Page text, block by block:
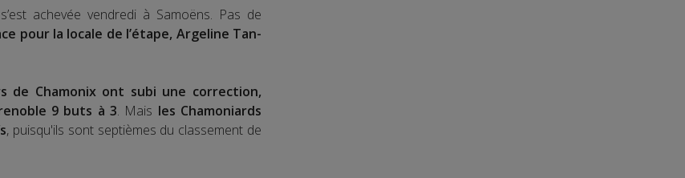
achevée vendredi à Samoëns. Pas de
pour la locale de l’étape, Argeline Tan-
de Chamonix ont subi une correction,
9 buts à 3. Mais les Chamoniards
, puisqu'ils sont septièmes du classement de